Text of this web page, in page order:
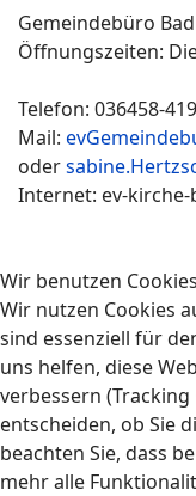
Gemeindebüro
Öffnungszeiten:
Telefon: 036458-
Mail:
oder
Internet: ev-
Wir benutzen Cookies
Wir nutzen Cookies
sind essenziell für
uns helfen, diese
verbessern
entscheiden, ob Sie
beachten Sie, dass
mehr alle